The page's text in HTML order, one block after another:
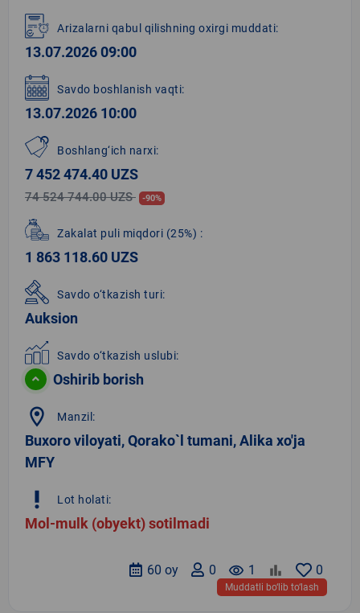
1
of
3
Arizalarni qabul qilishning oxirgi muddati:
13.07.2026 09:00
Savdo boshlanish vaqti:
13.07.2026 10:00
Boshlang‘ich narxi:
7 452 474.40 UZS
74 524 744.00 UZS -90%
Zakalat puli miqdori (25%) :
1 863 118.60 UZS
Savdo o‘tkazish turi:
Auksion
Savdo o‘tkazish uslubi:
Oshirib borish
location_on Manzil:
Buxoro viloyati, Qorako`l tumani, Alika xo'ja
MFY
priority_high Lot holati:
Mol-mulk (obyekt) sotilmadi
0
remove_red_eye 1
0
60 oy
Muddatli bo‘lib to‘lash